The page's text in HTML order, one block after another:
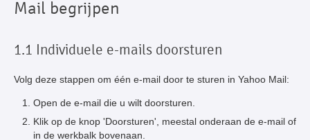
Mail begrijpen
1.1 Individuele e-mails doorsturen
Volg deze stappen om één e-mail door te sturen in Yahoo Mail:
Open de e-mail die u wilt doorsturen.
Klik op de knop 'Doorsturen', meestal onderaan de e-mail of
in de werkbalk bovenaan.